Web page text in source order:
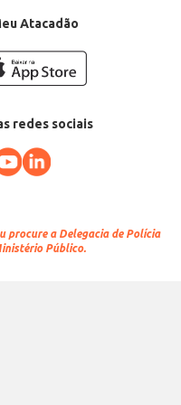
Atacadão
redes sociais
procure a Delegacia de Polícia
Público.